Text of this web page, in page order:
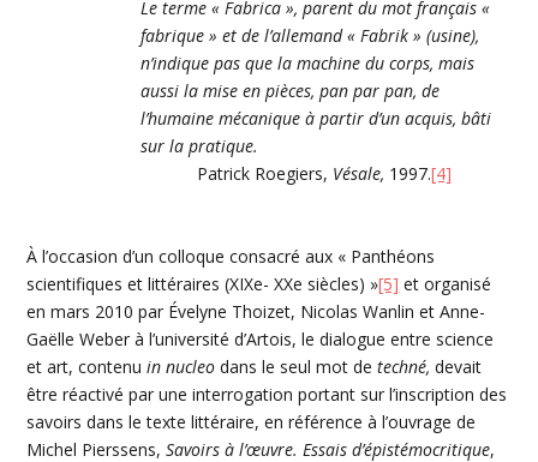
Le terme « Fabrica », parent du mot français «
fabrique » et de l’allemand « Fabrik » (usine),
n’indique pas que la machine du corps, mais
aussi la mise en pièces, pan par pan, de
l’humaine mécanique à partir d’un acquis, bâti
sur la pratique.
Patrick Roegiers, Vésale, 1997.[4]
À l’occasion d’un colloque consacré aux « Panthéons
scientifiques et littéraires (XIXe- XXe siècles) »[5] et organisé
en mars 2010 par Évelyne Thoizet, Nicolas Wanlin et Anne-
Gaëlle Weber à l’université d’Artois, le dialogue entre science
et art, contenuin nucleodans le seul mot detechné,devait
être réactivé par une interrogation portant sur l’inscription des
savoirs dans le texte littéraire, en référence à l’ouvrage de
Michel Pierssens,Savoirs à l’œuvre. Essais d’épistémocritique,